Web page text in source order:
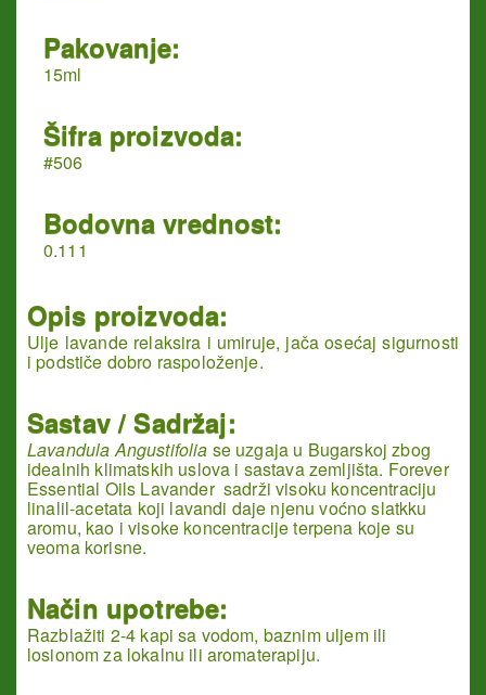
Pakovanje:
15ml
Šifra proizvoda:
#506
Bodovna vrednost:
0.111
Opis proizvoda:
Ulje lavande relaksira i umiruje, jača osećaj sigurnosti
i podstiče dobro raspoloženje.
Sastav / Sadržaj:
Lavandula Angustifolia se uzgaja u Bugarskoj zbog
idealnih klimatskih uslova i sastava zemljišta. Forever
Essential Oils Lavander sadrži visoku koncentraciju
linalil-acetata koji lavandi daje njenu voćno slatkku
aromu, kao i visoke koncentracije terpena koje su
veoma korisne.
Način upotrebe:
Razblažiti 2-4 kapi sa vodom, baznim uljem ili
losionom za lokalnu ili aromaterapiju.